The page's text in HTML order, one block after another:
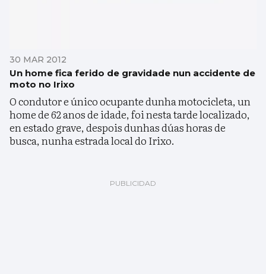
30 MAR 2012
Un home fica ferido de gravidade nun accidente de
moto no Irixo
O condutor e único ocupante dunha motocicleta, un
home de 62 anos de idade, foi nesta tarde localizado,
en estado grave, despois dunhas dúas horas de
busca, nunha estrada local do Irixo.